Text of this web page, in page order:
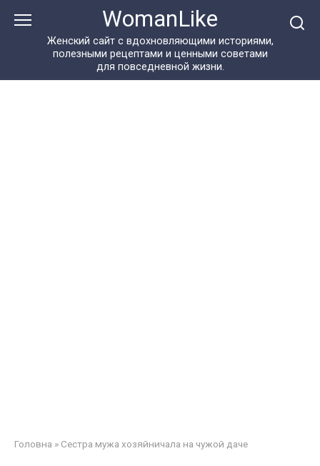
WomanLike
Женский сайт с вдохновляющими историями,
полезными рецептами и ценными советами
для повседневной жизни.
Головна » Сестра мужа хозяйничала на чужой даче